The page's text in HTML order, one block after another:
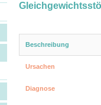
Beschreibung
Ursachen
Diagnose